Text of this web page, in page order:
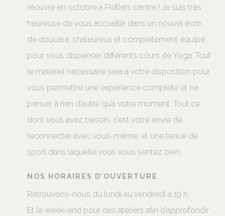
réouvre en octobre à Poitiers centre ! Je suis très
heureuse de vous accueillir dans un nouvel écrin
de douceur, chaleureux et complètement équipé
pour vous dispenser différents cours de Yoga. Tout
le matériel nécessaire sera à votre disposition pour
vous permettre une expérience complète et ne
penser à rien d’autre qu’à votre moment. Tout ce
dont vous avez besoin, c’est votre envie de
reconnecter avec vous-même, et une tenue de
sport dans laquelle vous vous sentez bien.
NOS HORAIRES D’OUVERTURE
Retrouvons-nous du lundi au vendredi à 19 h.
Et le week-end pour des ateliers afin d’approfondir